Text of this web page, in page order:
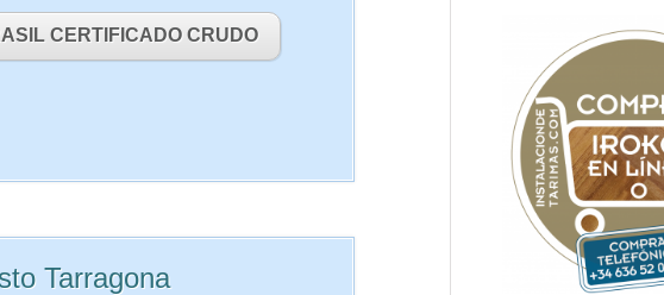
CERTIFICADO CRUDO
Tarragona